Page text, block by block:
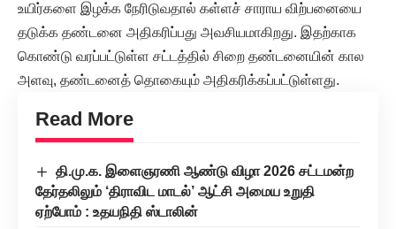
உயிர்களை இழக்க நேரிடுவதால் கள்ளச் சாராய விற்பனையை
தடுக்க தண்டனை அதிகரிப்பது அவசியமாகிறது. இதற்காக
கொண்டு வரப்பட்டுள்ள சட்டத்தில் சிறை தண்டனையின் கால
அளவு, தண்டனைத் தொகையும் அதிகரிக்கப்பட்டுள்ளது.
Read More
தி.மு.க. இளைஞரணி ஆண்டு விழா 2026 சட்டமன்ற
தேர்தலிலும் ‘திராவிட மாடல்’ ஆட்சி அமைய உறுதி
ஏற்போம் : உதயநிதி ஸ்டாலின்